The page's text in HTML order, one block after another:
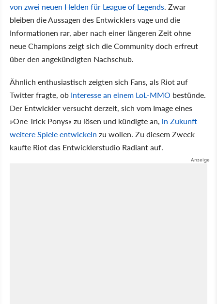
von zwei neuen Helden für League of Legends. Zwar
bleiben die Aussagen des Entwicklers vage und die
Informationen rar, aber nach einer längeren Zeit ohne
neue Champions zeigt sich die Community doch erfreut
über den angekündigten Nachschub.
Ähnlich enthusiastisch zeigten sich Fans, als Riot auf
Twitter fragte, ob Interesse an einem LoL-MMO bestünde.
Der Entwickler versucht derzeit, sich vom Image eines
»One Trick Ponys« zu lösen und kündigte an, in Zukunft
weitere Spiele entwickeln zu wollen. Zu diesem Zweck
kaufte Riot das Entwicklerstudio Radiant auf.